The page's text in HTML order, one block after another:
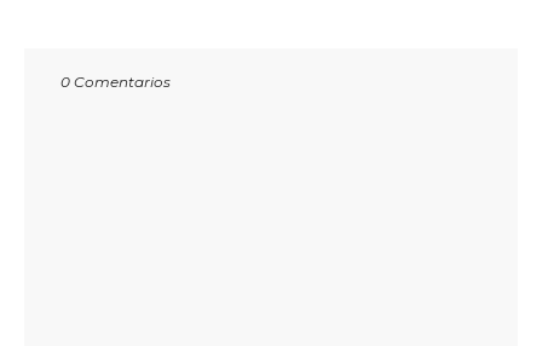
0 Comentarios